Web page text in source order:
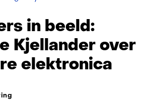
beeld:
Charlotte
Kjellander
in beeld:
Kjellander over
elektronica